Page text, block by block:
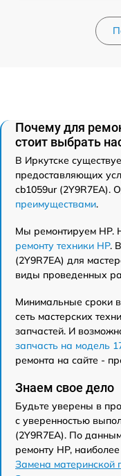
Почему для
стоит выбрать
В Иркутске
предоставляющих
cb1059ur (2Y9R7EA).
преимуществами.
Мы ремонтируем HP.
ремонту техники HP.
(2Y9R7EA) для
виды проведенных
Минимальные сроки
сеть мастерских
запчастей. И
запчасть на модель
ремонта на сайте -
Знаем свое дело
Будьте уверены в
с уверенностью
(2Y9R7EA). По
ремонту HP,
Замена материнской